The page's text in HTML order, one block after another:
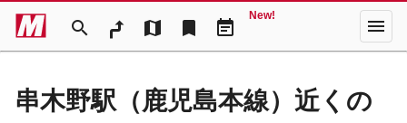
search map bookmark event_note
New! menu
串木野駅（鹿児島本線）近くの